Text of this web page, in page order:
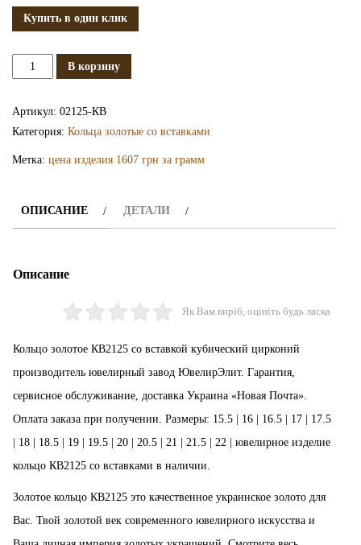
Купить в один клик
КоличествоВ корзину
Артикул: 02125-КВ
Категория: Кольца золотые со вставками
Метка: цена изделия 1607 грн за грамм
ОПИСАНИЕ ДЕТАЛИ
Описание
Як Вам виріб, оцініть будь ласка
Кольцо золотое КВ2125 со вставкой кубический цирконий
производитель ювелирный завод ЮвелирЭлит. Гарантия,
сервисное обслуживание, доставка Украина «Новая Почта».
Оплата заказа при получении. Размеры: 15.5 | 16 | 16.5 | 17 | 17.5
| 18 | 18.5 | 19 | 19.5 | 20 | 20.5 | 21 | 21.5 | 22 | ювелирное изделие
кольцо КВ2125 со вставками в наличии.
Золотое кольцо КВ2125 это качественное украинское золото для
Вас. Твой золотой век современного ювелирного искусства и